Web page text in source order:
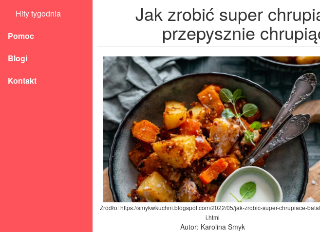
Hity tygodnia
Pomoc
Blogi
Kontakt
Jak zrobić super
przepysznie
Źródło: https://smykwkuchni.blogspot.com/2022/05/jak-zrobic-super-chrupiace-
i.html
Autor: Karolina Smyk